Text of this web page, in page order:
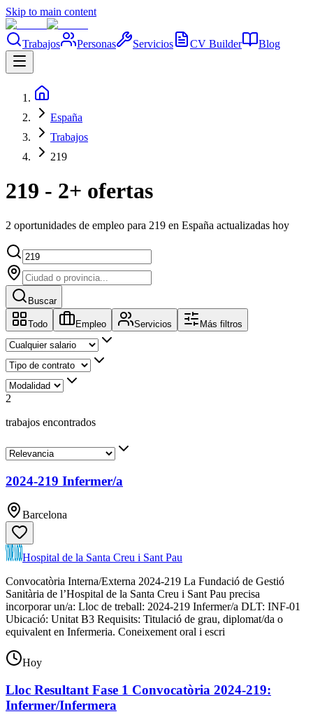
Skip to main content
Trabajos Personas Servicios CV Builder Blog
España
Trabajos
219
219 - 2+ ofertas
2 oportunidades de empleo para 219 en España actualizadas hoy
Buscar
Todo Empleo Servicios Más filtros
2
trabajos encontrados
2024-219 Infermer/a
Barcelona
Hospital de la Santa Creu i Sant Pau
Convocatòria Interna/Externa 2024-219 La Fundació de Gestió
Sanitària de l’Hospital de la Santa Creu i Sant Pau precisa
incorporar un/a: Lloc de treball: 2024-219 Infermer/a DLT: INF-01
Ubicació: Unitat B3 Requisits: Titulació de grau, diplomat/da o
equivalent en Infermeria. Coneixement oral i escri
Hoy
Lloc Resultant Fase 1 Convocatòria 2024-219:
Infermer/Infermera